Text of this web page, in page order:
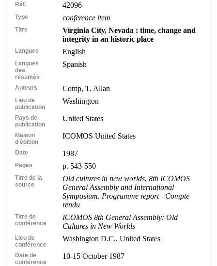
Réf. 42096
Type conference item
Titre
Virginia City, Nevada : time, change and
integrity in an historic place
Langues English
Langues
des
résumés
Spanish
Auteurs Comp, T. Allan
Lieu de
publication
Washington
Pays de
publication
United States
Maison
d'édition
ICOMOS United States
Date 1987
Pages p. 543-550
Titre de la
source
Old cultures in new worlds. 8th ICOMOS
General Assembly and International
Symposium. Programme report - Compte
rendu
Titre de
conférence
ICOMOS 8th General Assembly: Old
Cultures in New Worlds
Lieu de
conférence
Washington D.C., United States
Date de
conférence
10-15 October 1987